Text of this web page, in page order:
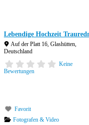
Lebendige Hochzeit
Auf der Platt 16, Glashütten,
Deutschland
Keine
Bewertungen
Favorit
Fotografen & Video